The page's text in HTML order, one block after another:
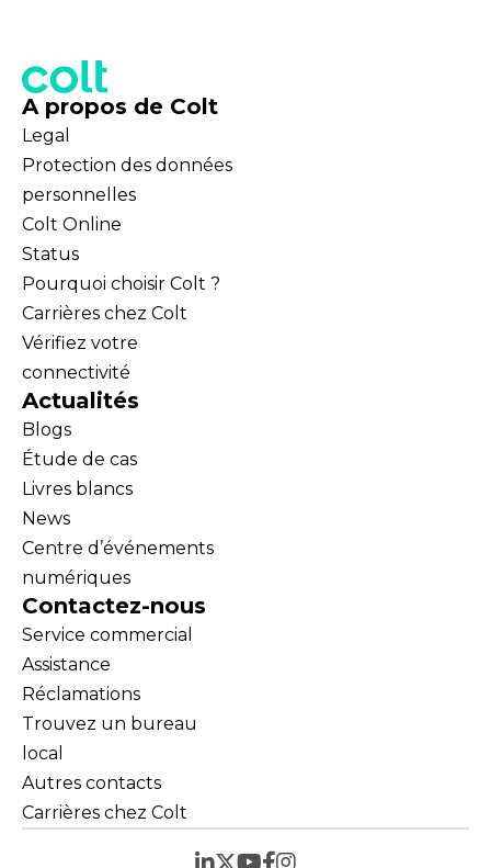
A propos de Colt
Legal
Protection des données
personnelles
Colt Online
Status
Pourquoi choisir Colt ?
Carrières chez Colt
Vérifiez votre
connectivité
Actualités
Blogs
Étude de cas
Livres blancs
News
Centre d’événements
numériques
Contactez-nous
Service commercial
Assistance
Réclamations
Trouvez un bureau
local
Autres contacts
Carrières chez Colt